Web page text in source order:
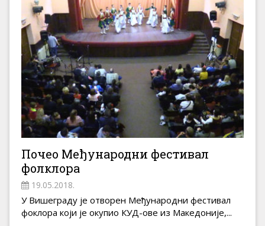
Почео Међународни фестивал
фолклора
19.05.2018.
У Вишеграду је отворен Међународни фестивал
фоклора који је окупио КУД-ове из Македоније,...